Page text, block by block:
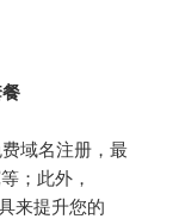
域名注册，最
；此外，
来提升您的